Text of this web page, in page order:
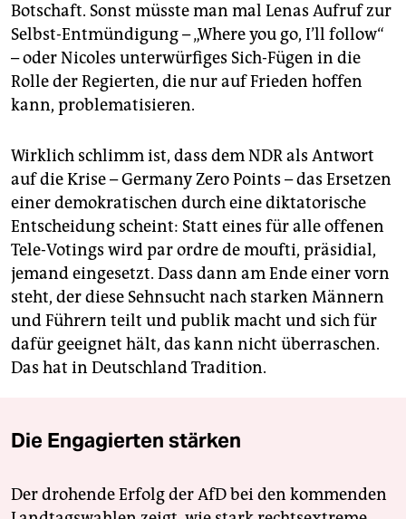
Botschaft. Sonst müsste man mal Lenas Aufruf zur
Selbst-Entmündigung – „Where you go, I’ll follow“
– oder Nicoles unterwürfiges Sich-Fügen in die
Rolle der Regierten, die nur auf Frieden hoffen
kann, problematisieren.
Wirklich schlimm ist, dass dem NDR als Antwort
auf die Krise – Germany Zero Points – das Ersetzen
einer demokratischen durch eine diktatorische
Entscheidung scheint: Statt eines für alle offenen
Tele-Votings wird par ordre de moufti, präsidial,
jemand eingesetzt. Dass dann am Ende einer vorn
steht, der diese Sehnsucht nach starken Männern
und Führern teilt und publik macht und sich für
dafür geeignet hält, das kann nicht überraschen.
Das hat in Deutschland Tradition.
Die Engagierten stärken
Der drohende Erfolg der AfD bei den kommenden